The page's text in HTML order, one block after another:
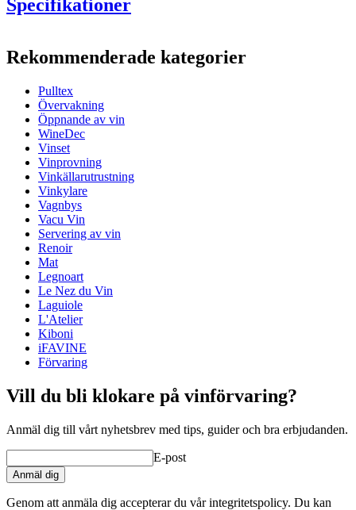
Specifikationer
Produktnummer117-915-00
Mått (BxHxD cm)
Vikt (kg)20
wine accessories
Status When Soldout
Rekommenderade kategorier
Pulltex
Övervakning
Öppnande av vin
WineDec
Vinset
Vinprovning
Vinkällarutrustning
Vinkylare
Vagnbys
Vacu Vin
Servering av vin
Renoir
Mat
Legnoart
Le Nez du Vin
Laguiole
L'Atelier
Kiboni
iFAVINE
Förvaring
Vill du bli klokare på vinförvaring?
Anmäl dig till vårt nyhetsbrev med tips, guider och bra erbjudanden.
E-post
Anmäl dig
Genom att anmäla dig accepterar du vår integritetspolicy. Du kan